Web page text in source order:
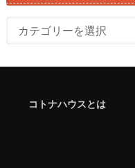
コトナハウスとは